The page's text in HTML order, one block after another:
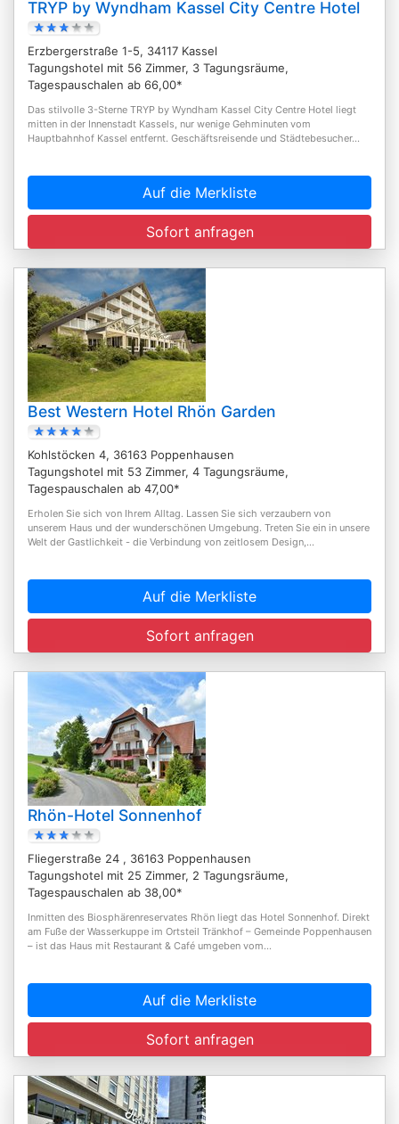
TRYP by Wyndham Kassel City Centre Hotel
Erzbergerstraße 1-5, 34117 Kassel
Tagungshotel mit 56 Zimmer, 3 Tagungsräume,
Tagespauschalen ab 66,00*
Das stilvolle 3-Sterne TRYP by Wyndham Kassel City Centre Hotel liegt
mitten in der Innenstadt Kassels, nur wenige Gehminuten vom
Hauptbahnhof Kassel entfernt. Geschäftsreisende und Städtebesucher...
Auf die Merkliste
Sofort anfragen
Best Western Hotel Rhön Garden
Kohlstöcken 4, 36163 Poppenhausen
Tagungshotel mit 53 Zimmer, 4 Tagungsräume,
Tagespauschalen ab 47,00*
Erholen Sie sich von Ihrem Alltag. Lassen Sie sich verzaubern von
unserem Haus und der wunderschönen Umgebung. Treten Sie ein in unsere
Welt der Gastlichkeit - die Verbindung von zeitlosem Design,...
Auf die Merkliste
Sofort anfragen
Rhön-Hotel Sonnenhof
Fliegerstraße 24 , 36163 Poppenhausen
Tagungshotel mit 25 Zimmer, 2 Tagungsräume,
Tagespauschalen ab 38,00*
Inmitten des Biosphärenreservates Rhön liegt das Hotel Sonnenhof. Direkt
am Fuße der Wasserkuppe im Ortsteil Tränkhof – Gemeinde Poppenhausen
– ist das Haus mit Restaurant & Café umgeben vom...
Auf die Merkliste
Sofort anfragen